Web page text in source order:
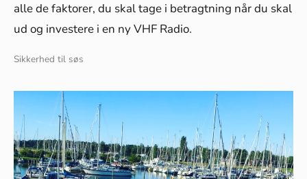
alle de faktorer, du skal tage i betragtning når du skal
ud og investere i en ny VHF Radio.
Sikkerhed til søs